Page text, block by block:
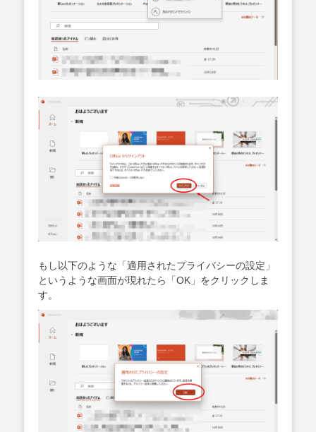
もし以下のような「適用されたプライバシーの設定」
というような画面が現れたら「OK」をクリックしま
す。